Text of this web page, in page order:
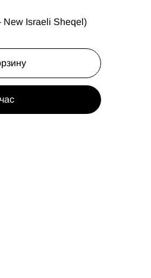
New Israeli Sheqel)